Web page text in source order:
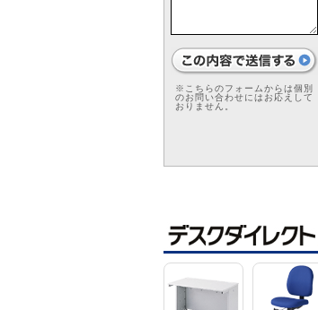
※こちらのフォームからは個別
のお問い合わせにはお応えして
おりません。